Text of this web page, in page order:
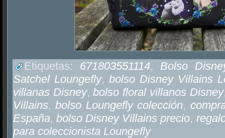
Etiquetas: 671803551114, Bolso
Satchel Loungefly, bolso Disney Villains
villanas Disney,bolso floral villanos Disney
Villains,bolso Loungefly colección,
España,bolso Disney Villains precio,
para coleccionista Loungefly